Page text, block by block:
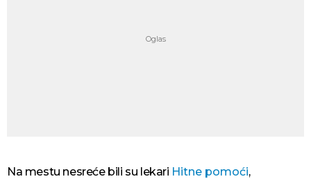
Na mestu nesreće bili su lekari Hitne pomoći,